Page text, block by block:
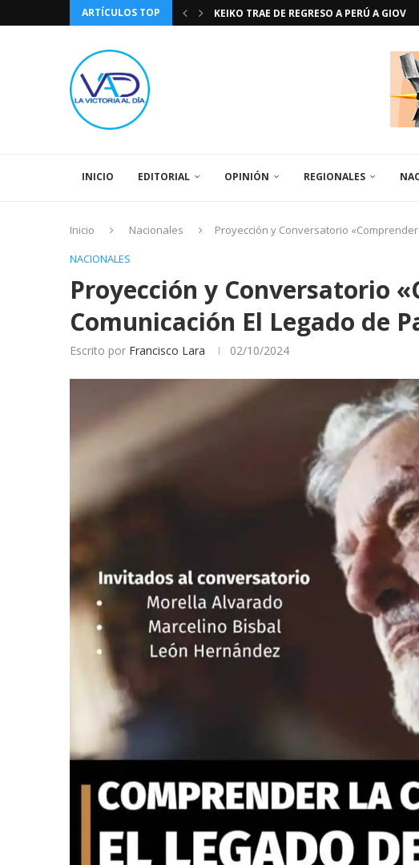
ARTÍCULOS TOP
KEIKO TRAE DE REGRESO A PERÚ A
INICIO EDITORIAL OPINIÓN REGIONALES
Inicio Nacionales
Proyección y Conversatorio
NACIONALES
Proyección y Conversatorio
Comunicación El Legado de
Escrito por Francisco Lara 02/10/2024